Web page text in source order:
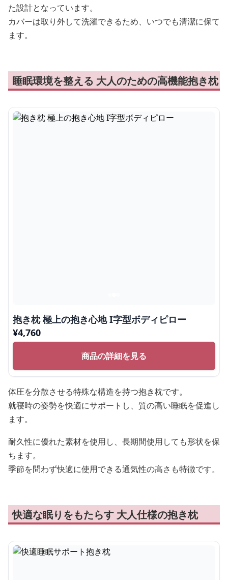
た設計となっています。
カバーは取り外して洗濯できるため、いつでも清潔に保て
ます。
睡眠環境を整える 大人のための高機能抱き枕
抱き枕 極上の抱き心地 I字型ボディピロー
¥4,760
商品の詳細を見る
体圧を分散させる特殊な構造を持つ抱き枕です。
就寝時の姿勢を快適にサポートし、質の高い睡眠を促進し
ます。
耐久性に優れた素材を使用し、長期間使用しても形状を保
ちます。
季節を問わず快適に使用できる通気性の高さも特徴です。
快適な眠りをもたらす 大人仕様の抱き枕